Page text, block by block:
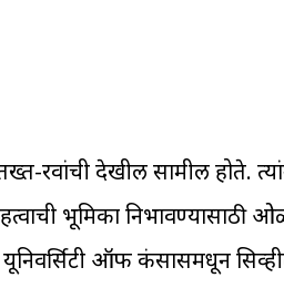
रवांची देखील सामील होते.
भूमिका निभावण्यासाठी
यूनिवर्सिटी ऑफ कंसासमधून